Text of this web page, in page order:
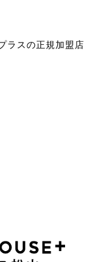
ラスの正規加盟店